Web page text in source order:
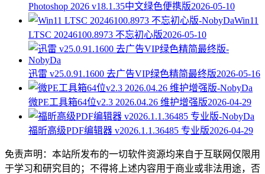
Photoshop 2026 v18.1.35中文绿色便携版2026-05-10
Win11
LTSC 20246100.8973 不忘初心版2026-05-10
迅雷 v25.0.91.1600 去广告VIP绿色精简最终版2026-05-16
微PE工具箱64位v2.3 2026.04.26 维护增强版2026-04-29
福昕高级PDF编辑器 v2026.1.1.36485 专业版2026-04-29
免责声明：本站所发布的一切软件资源均来自于互联网仅限用
于学习和研究目的；不得将上述内容用于商业或非法用途，否